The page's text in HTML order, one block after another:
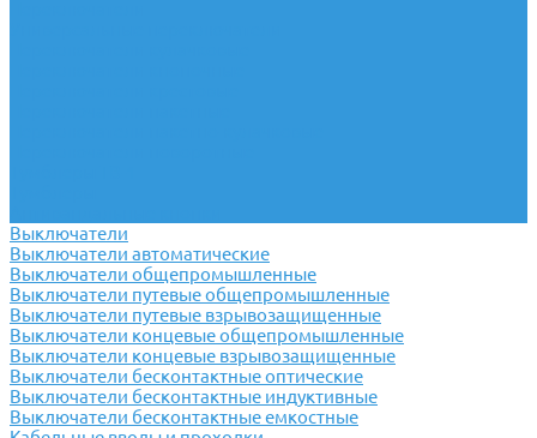
Выключатели
Выключатели автоматические
Выключатели общепромышленные
Выключатели путевые общепромышленные
Выключатели путевые взрывозащищенные
Выключатели концевые общепромышленные
Выключатели концевые взрывозащищенные
Выключатели бесконтактные оптические
Выключатели бесконтактные индуктивные
Выключатели бесконтактные емкостные